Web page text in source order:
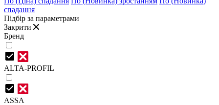
спадання
Підбір за параметрами
Закрити
Бренд
ALTA-PROFIL
ASSA